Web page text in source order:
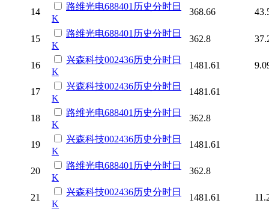
14
路维光电688401 历史分时日
K
368.66
15
路维光电688401 历史分时日
K
362.8
16
兴森科技002436历史分时日
K
1481.61
17
兴森科技002436历史分时日
K
1481.61
18
路维光电688401 历史分时日
K
362.8
19
兴森科技002436历史分时日
K
1481.61
20
路维光电688401 历史分时日
K
362.8
21
兴森科技002436历史分时日
K
1481.61